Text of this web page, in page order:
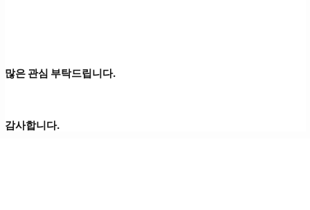
많은 관심 부탁드립니다.
감사합니다.